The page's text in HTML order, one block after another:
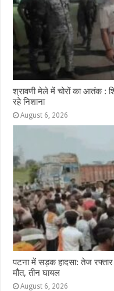
श्रावणी मेले में चोरों का आतंक :
रहे निशाना
August 6, 2026
पटना में सड़क हादसा: तेज
मौत, तीन घायल
August 6, 2026